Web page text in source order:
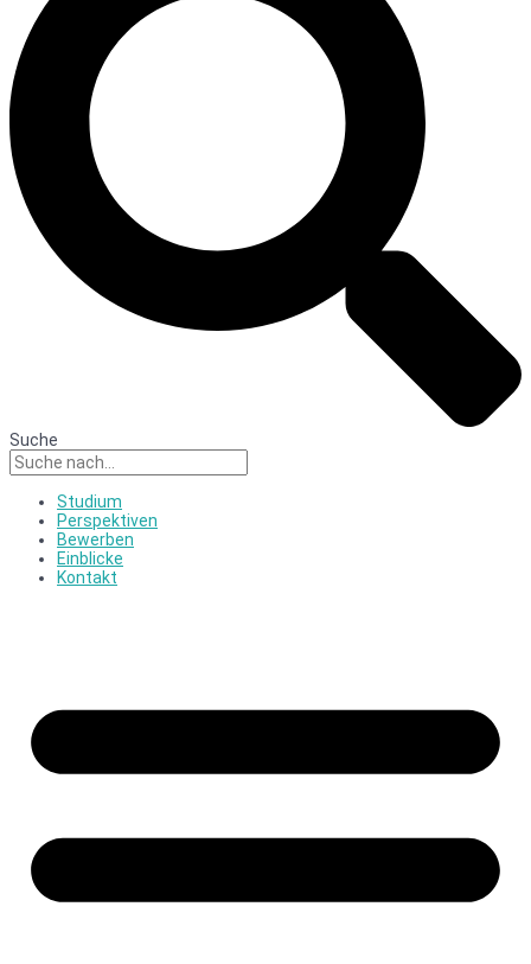
Suche
Studium
Perspektiven
Bewerben
Einblicke
Kontakt